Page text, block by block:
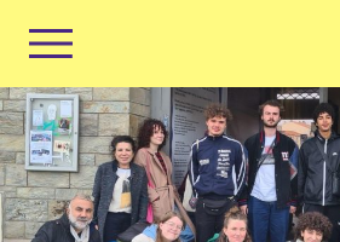
Skip
to
content